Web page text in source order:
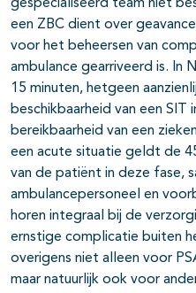
gespecialiseerd team niet
een ZBC dient over
voor het beheersen van
ambulance gearriveerd is. In
15 minuten, hetgeen
beschikbaarheid van een SIT
bereikbaarheid van een
een acute situatie geldt de
van de patiënt in deze fase,
ambulancepersoneel en
horen integraal bij de
ernstige complicatie buiten
overigens niet alleen voor
maar natuurlijk ook voor